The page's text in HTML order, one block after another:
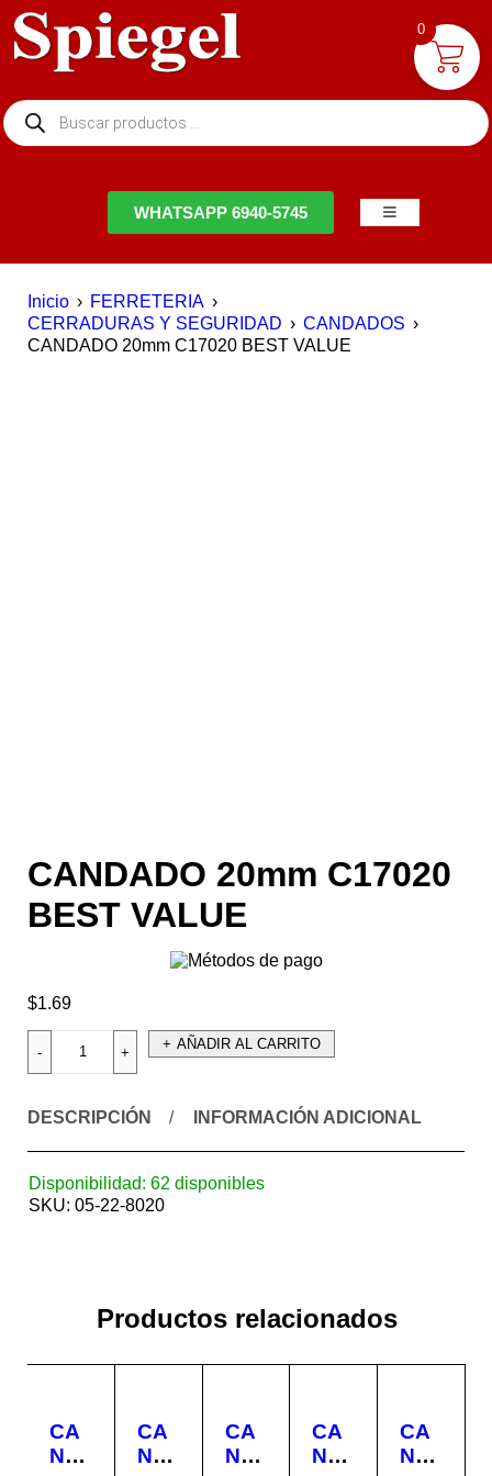
WHATSAPP 6940-5745
Inicio › FERRETERIA ›
CERRADURAS Y SEGURIDAD › CANDADOS ›
CANDADO 20mm C17020 BEST VALUE
CANDADO 20mm C17020
BEST VALUE
$1.69
AÑADIR AL CARRITO
DESCRIPCIÓN INFORMACIÓN ADICIONAL
Disponibilidad: 62 disponibles
SKU: 05-22-8020
Productos relacionados
CA
ND
CA
ND
CA
ND
CA
ND
CA
ND
0